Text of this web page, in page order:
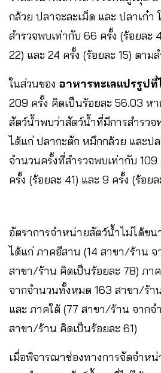
กล้วย ปลาจะละเม็ด และ ปลาเก๋า
สำรวจพบเท่ากับ 66 ครั้ง (ร้อยละ
22) และ 24 ครั้ง (ร้อยละ 15) ตาม
ในส่วนของ อาหารทะเลแปรรูปที่
209 ครั้ง คิดเป็นร้อยละ 56.03 ห
สัตว์น้ำพบว่าสัตว์น้ำที่มีการสำรวจ
ได้แก่ ปลากะตัก หมึกกล้วย และป
จำนวนครั้งที่สำรวจพบเท่ากับ 109
ครั้ง (ร้อยละ 41) และ 9 ครั้ง (ร้อย
อัตราการจำหน่ายสัตว์น้ำไม่ได้ข
ได้แก่ ภาคอีสาน (14 สาขา/ร้าน
สาขา/ร้าน คิดเป็นร้อยละ 78) ภา
จากจำนวนทั้งหมด 163 สาขา/ร้า
และ ภาคใต้ (77 สาขา/ร้าน จาก
สาขา/ร้าน คิดเป็นร้อยละ 61)
เมื่อพิจารณาช่องทางการจัดจำห